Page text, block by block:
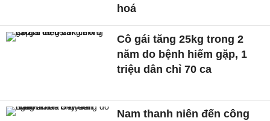
hoá
Cô gái tăng 25kg trong 2
năm do bệnh hiếm gặp, 1
triệu dân chỉ 70 ca
Nam thanh niên đến công